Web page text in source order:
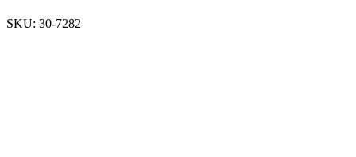
SKU: 30-7282